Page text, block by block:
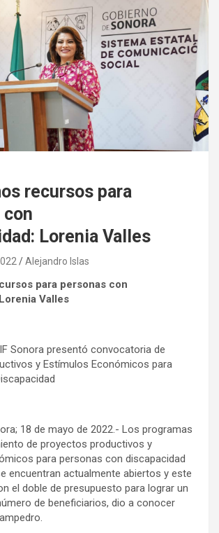
recursos para
con
Lorenia Valles
Alejandro Islas
para personas con
Valles
Sonora presentó convocatoria de
y Estímulos Económicos para
18 de mayo de 2022.- Los programas
de proyectos productivos y
para personas con discapacidad
encuentran actualmente abiertos y este
el doble de presupuesto para lograr un
de beneficiarios, dio a conocer